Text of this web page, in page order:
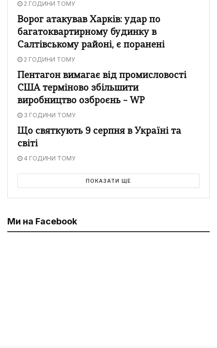
2 ГОДИНИ ТОМУ
Ворог атакував Харків: удар по
багатоквартирному будинку в
Салтівському районі, є поранені
2 ГОДИНИ ТОМУ
Пентагон вимагає від промисловості
США терміново збільшити
виробництво озброєнь – WP
3 ГОДИНИ ТОМУ
Що святкують 9 серпня в Україні та
світі
4 ГОДИНИ ТОМУ
ПОКАЗАТИ ЩЕ
Ми на Facebook